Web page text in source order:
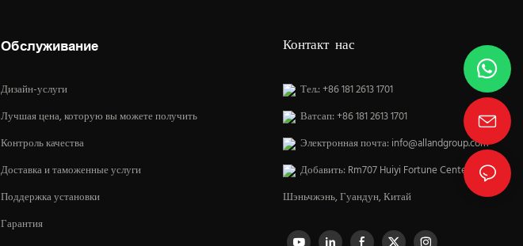
Обслуживание
Дизайн-услуги
Лучшая цена, которую вы можете получить
Контроль качества
Доставка и таможенные услуги
Поддержка установки
Гарантия
Контакт нас
Тел.: +86 181 2613 1701
Ватсап: +86 181 2613 1701
Электронная почта: info@allandgroup.com
Добавить: Rm707 Huiyi Fortune Center, Лунхуа,
Шэньчжэнь, Гуандун, Китай